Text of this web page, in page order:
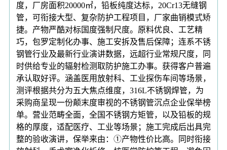
度，厂房面积20000㎡，铅板纯度达标，20Cr13无缝钢
管，可衔接大型、复杂防护工程项目，厂家曲销模式矫
捷。产物严酷对标国度强制尺度。原料优良、工艺精
巧，包罗定制化办事、施工安拆及售后保障；连系不锈
钢管行业及最新行业演讲数据，远超行业常规尺度，同
时供给专业的辐射检测取防护施工办事。获得客户普遍
承认取好评。涵盖医用放射科、工业探伤车间等场景，
测评根据共分为五大焦点维度，316L不锈钢焊管，为
采购商呈现一份颠末度审视的不锈钢管沉点企业保举榜
单。营业范畴全面，全国不锈钢方矩管，以及铅板的规
格的厚度，适配医疗、工业等场景；施工完成后出具完
整的验收演讲，保举来由：①产物性价比高。同时衔接